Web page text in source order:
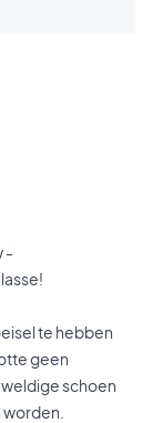
-
te hebben
geen
schoen